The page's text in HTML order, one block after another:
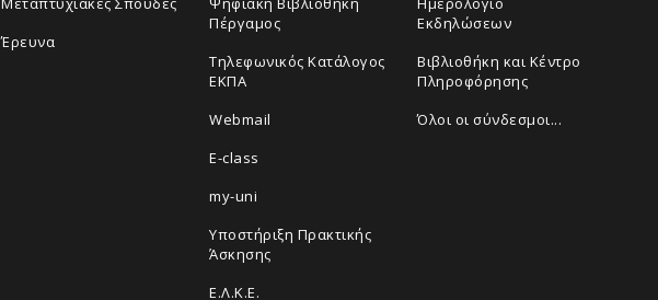
Έρευνα
Πέργαμος
Τηλεφωνικός Κατάλογος
ΕΚΠΑ
Webmail
E-class
my-uni
Υποστήριξη Πρακτικής
Άσκησης
Ε.Λ.Κ.Ε.
Εκδηλώσεων
Βιβλιοθήκη και Κέντρο
Πληροφόρησης
Όλοι οι σύνδεσμοι...